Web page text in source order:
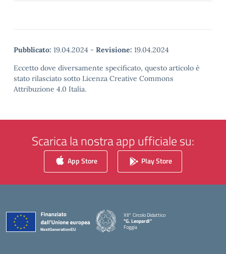
Pubblicato: 19.04.2024 - Revisione: 19.04.2024
Eccetto dove diversamente specificato, questo articolo è
stato rilasciato sotto Licenza Creative Commons
Attribuzione 4.0 Italia.
Scarica la nostra app ufficiale su:
App Store Play Store
XII° Circolo Didattico
"G. Leopardi"
Foggia
— Visita la pagina iniziale della scuola